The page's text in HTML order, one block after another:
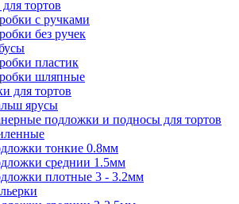
тортов
с ручками
без ручек
пластик
шляпные
для тортов
ярусы
подложки и подносы для тортов
тонкие 0.8мм
среднии 1.5мм
плотные 3 - 3.2мм